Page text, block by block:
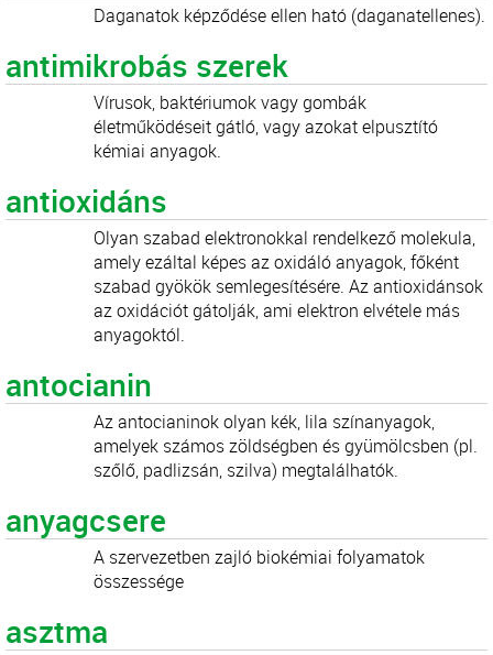
Daganatok képződése ellen ható (daganatellenes).
antimikrobás szerek
Vírusok, baktériumok vagy gombák
életműködéseit gátló, vagy azokat elpusztító
kémiai anyagok.
antioxidáns
Olyan szabad elektronokkal rendelkező molekula,
amely ezáltal képes az oxidáló anyagok, főként
szabad gyökök semlegesítésére. Az antioxidánsok
az oxidációt gátolják, ami elektron elvétele más
anyagoktól.
antocianin
Az antocianinok olyan kék, lila színanyagok,
amelyek számos zöldségben és gyümölcsben (pl.
szőlő, padlizsán, szilva) megtalálhatók.
anyagcsere
A szervezetben zajló biokémiai folyamatok
összessége
asztma